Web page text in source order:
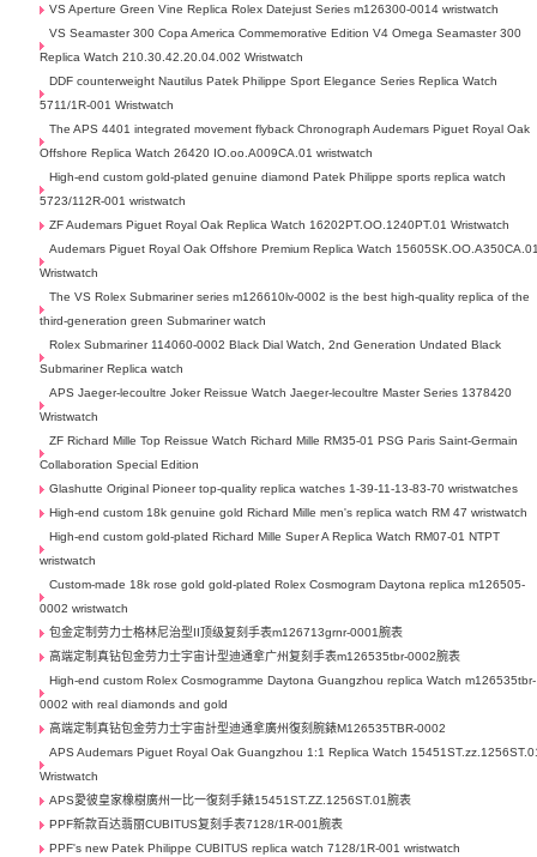
VS Aperture Green Vine Replica Rolex Datejust Series m126300-0014 wristwatch
VS Seamaster 300 Copa America Commemorative Edition V4 Omega Seamaster 300
Replica Watch 210.30.42.20.04.002 Wristwatch
DDF counterweight Nautilus Patek Philippe Sport Elegance Series Replica Watch
5711/1R-001 Wristwatch
The APS 4401 integrated movement flyback Chronograph Audemars Piguet Royal Oak
Offshore Replica Watch 26420 IO.oo.A009CA.01 wristwatch
High-end custom gold-plated genuine diamond Patek Philippe sports replica watch
5723/112R-001 wristwatch
ZF Audemars Piguet Royal Oak Replica Watch 16202PT.OO.1240PT.01 Wristwatch
Audemars Piguet Royal Oak Offshore Premium Replica Watch
Wristwatch
The VS Rolex Submariner series m126610lv-0002 is the best high-quality replica of the
third-generation green Submariner watch
Rolex Submariner 114060-0002 Black Dial Watch, 2nd Generation Undated Black
Submariner Replica watch
APS Jaeger-lecoultre Joker Reissue Watch Jaeger-lecoultre Master Series 1378420
Wristwatch
ZF Richard Mille Top Reissue Watch Richard Mille RM35-01 PSG Paris Saint-Germain
Collaboration Special Edition
Glashutte Original Pioneer top-quality replica watches 1-39-11-13-83-70 wristwatches
High-end custom 18k genuine gold Richard Mille men's replica watch RM 47 wristwatch
High-end custom gold-plated Richard Mille Super A Replica Watch RM07-01 NTPT
wristwatch
Custom-made 18k rose gold gold-plated Rolex Cosmogram Daytona replica m126505-
0002 wristwatch
包金定制劳力士格林尼治型II顶级复刻手表m126713grnr-0001腕表
高端定制真钻包金劳力士宇宙计型迪通拿广州复刻手表m126535tbr-0002腕表
High-end custom Rolex Cosmogramme Daytona Guangzhou replica Watch m126535tbr-
0002 with real diamonds and gold
高端定制真钻包金劳力士宇宙計型迪通拿廣州復刻腕錶M126535TBR-0002
APS Audemars Piguet Royal Oak Guangzhou 1:1 Replica Watch
Wristwatch
APS愛彼皇家橡樹廣州一比一復刻手錶15451ST.ZZ.1256ST.01腕表
PPF新款百达翡丽CUBITUS复刻手表7128/1R-001腕表
PPF's new Patek Philippe CUBITUS replica watch 7128/1R-001 wristwatch